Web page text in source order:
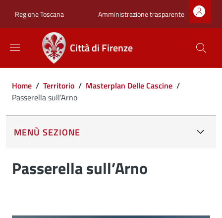
Regione Toscana Zona superiore
Amministrazione trasparente
Città di Firenze
Briciole di pane
Home / Territorio / Masterplan Delle Cascine /
Passerella sull’Arno
MENÙ SEZIONE
Passerella sull’Arno